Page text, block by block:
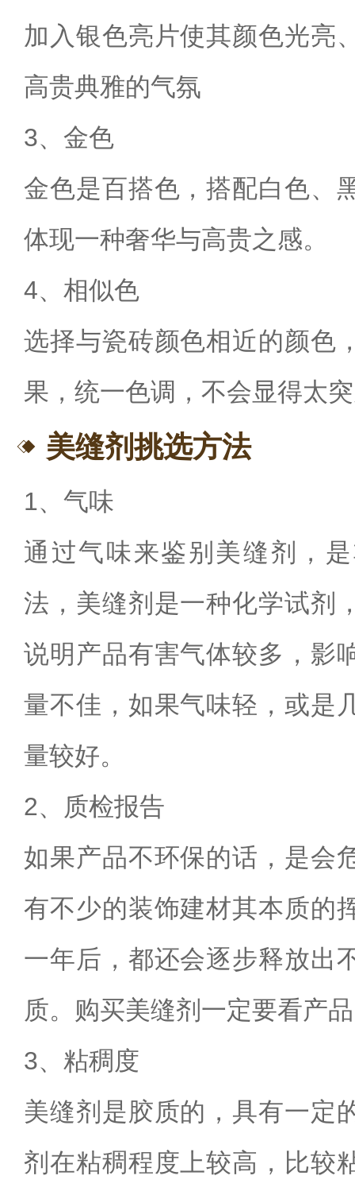
加入银色亮片使其颜色光亮
高贵典雅的气氛
3、金色
金色是百搭色，搭配白色、
体现一种奢华与高贵之感。
4、相似色
选择与瓷砖颜色相近的颜色
果，统一色调，不会显得太
美缝剂挑选方法
1、气味
通过气味来鉴别美缝剂，
法，美缝剂是一种化学试剂
说明产品有害气体较多，影
量不佳，如果气味轻，或是
量较好。
2、质检报告
如果产品不环保的话，是会
有不少的装饰建材其本质的
一年后，都还会逐步释放出
质。购买美缝剂一定要看产
3、粘稠度
美缝剂是胶质的，具有一定
剂在粘稠程度上较高，比较